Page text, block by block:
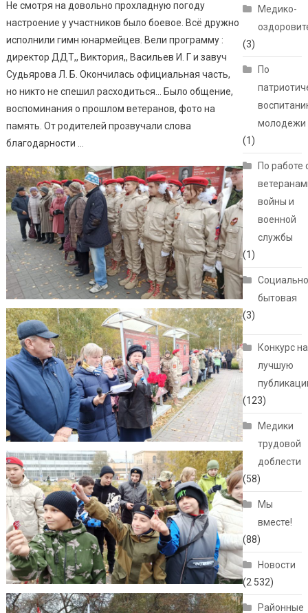
Не смотря на довольно прохладную погоду
настроение у участников было боевое. Всё дружно
исполнили гимн юнармейцев. Вели программу :
директор ДДТ,, Виктория,, Васильев И. Г и завуч
Судьярова Л. Б. Окончилась официальная часть,
но никто не спешил расходиться… Было общение,
воспоминания о прошлом ветеранов, фото на
память. От родителей прозвучали слова
благодарности …
Медико-
(3)
По
молодежи
(1)
По работе
войны и
военной
службы
(1)
бытовая
(3)
Конкурс на
лучшую
(123)
Медики
трудовой
доблести
(58)
Мы
вместе!
(88)
Новости
(2 532)
Районные